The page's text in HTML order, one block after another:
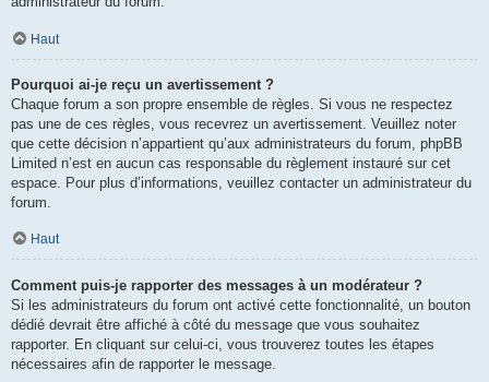
Haut
Pourquoi ai-je reçu un avertissement ?
Chaque forum a son propre ensemble de règles. Si vous ne respectez
pas une de ces règles, vous recevrez un avertissement. Veuillez noter
que cette décision n’appartient qu’aux administrateurs du forum, phpBB
Limited n’est en aucun cas responsable du règlement instauré sur cet
espace. Pour plus d’informations, veuillez contacter un administrateur du
forum.
Haut
Comment puis-je rapporter des messages à un modérateur ?
Si les administrateurs du forum ont activé cette fonctionnalité, un bouton
dédié devrait être affiché à côté du message que vous souhaitez
rapporter. En cliquant sur celui-ci, vous trouverez toutes les étapes
nécessaires afin de rapporter le message.